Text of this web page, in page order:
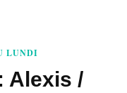
LUNDI
Alexis /